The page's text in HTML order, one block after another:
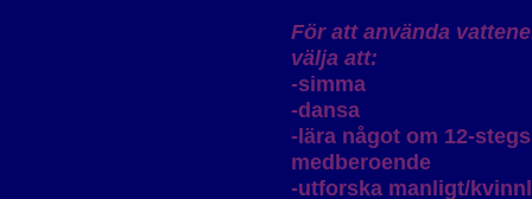
För att använda
välja att:
-simma
-dansa
-lära något om 12-
medberoende
-utforska manligt/